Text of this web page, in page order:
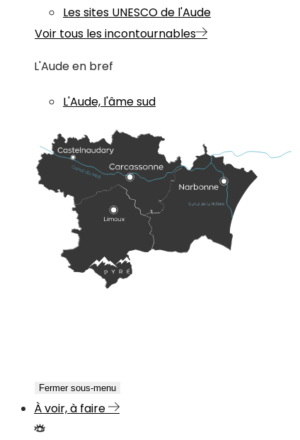
Les sites UNESCO de l'Aude
Voir tous les incontournables
L'Aude en bref
L'Aude, l'âme sud
Fermer sous-menu
À voir, à faire